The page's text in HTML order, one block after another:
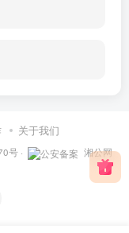
关于我们
号·
湘公网